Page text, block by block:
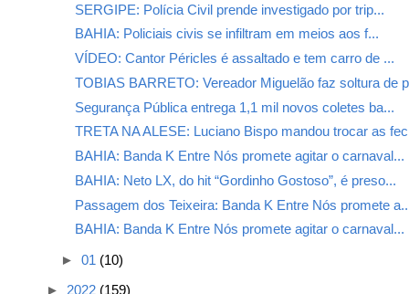
SERGIPE: Polícia Civil prende investigado por trip...
BAHIA: Policiais civis se infiltram em meios aos f...
VÍDEO: Cantor Péricles é assaltado e tem carro de ...
TOBIAS BARRETO: Vereador Miguelão faz soltura de
Segurança Pública entrega 1,1 mil novos coletes ba...
TRETA NA ALESE: Luciano Bispo mandou trocar as
BAHIA: Banda K Entre Nós promete agitar o carnaval...
BAHIA: Neto LX, do hit “Gordinho Gostoso”, é preso...
Passagem dos Teixeira: Banda K Entre Nós promete
BAHIA: Banda K Entre Nós promete agitar o carnaval...
► 01 (10)
► 2022 (159)